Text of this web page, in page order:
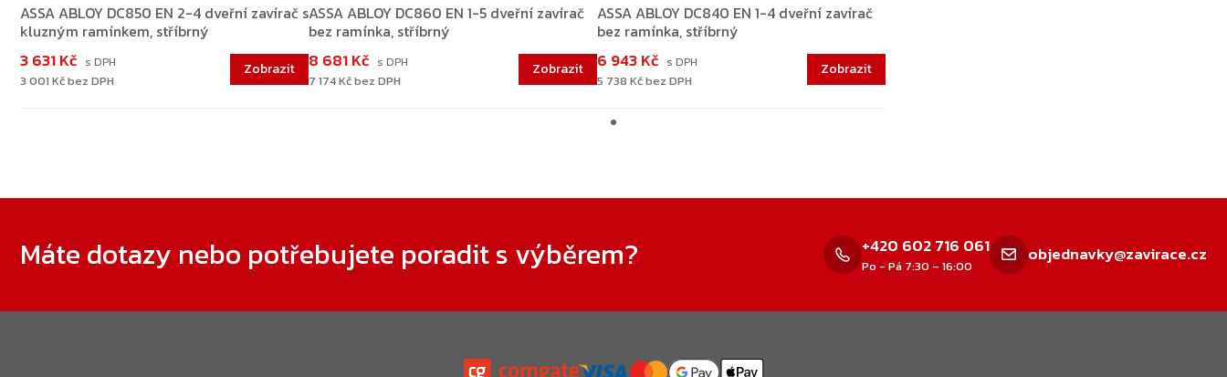
ASSA ABLOY DC850 EN 2-4 dveřní zavírač s
kluzným ramínkem, stříbrný
3 001 Kč bez DPH
3 631 Kč
ASSA ABLOY DC860 EN 1-5 dveřní zavírač
bez ramínka, stříbrný
7 174 Kč bez DPH
8 681 Kč
ASSA ABLOY DC840 EN 1-4 dveřní zavírač
bez ramínka, stříbrný
5 738 Kč bez DPH
6 943 Kč
Máte dotazy nebo potřebujete poradit s výběrem?
+420 602 716 061
Po - Pá 7:30 – 16:00 objednavky@zavirace.cz